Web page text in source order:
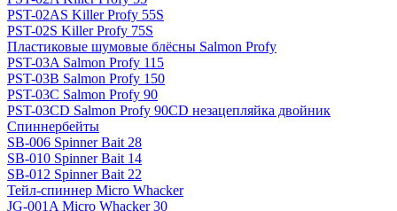
PST-02AS Killer Profy 55S
PST-02S Killer Profy 75S
Пластиковые шумовые блёсны Salmon Profy
PST-03A Salmon Profy 115
PST-03B Salmon Profy 150
PST-03C Salmon Profy 90
PST-03CD Salmon Profy 90CD незацепляйка двойник
Спиннербейты
SB-006 Spinner Bait 28
SB-010 Spinner Bait 14
SB-012 Spinner Bait 22
Тейл-спиннер Micro Whacker
JG-001A Micro Whacker 30